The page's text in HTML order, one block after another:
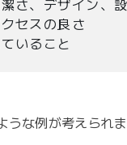
さ、デザイン、
セスの良さ
いること
な例が考えられま